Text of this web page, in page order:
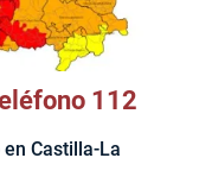
112
en Castilla-La